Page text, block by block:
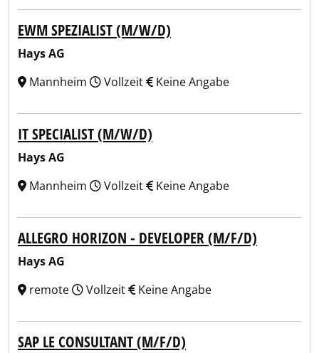
EWM SPEZIALIST (M/W/D)
Hays AG
Mannheim
Vollzeit Keine Angabe
IT SPECIALIST (M/W/D)
Hays AG
Mannheim
Vollzeit Keine Angabe
ALLEGRO HORIZON - DEVELOPER (M/F/D)
Hays AG
remote
Vollzeit Keine Angabe
SAP LE CONSULTANT (M/F/D)